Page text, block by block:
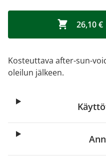
26,10 €
Kosteuttava after-sun-
oleilun jälkeen.